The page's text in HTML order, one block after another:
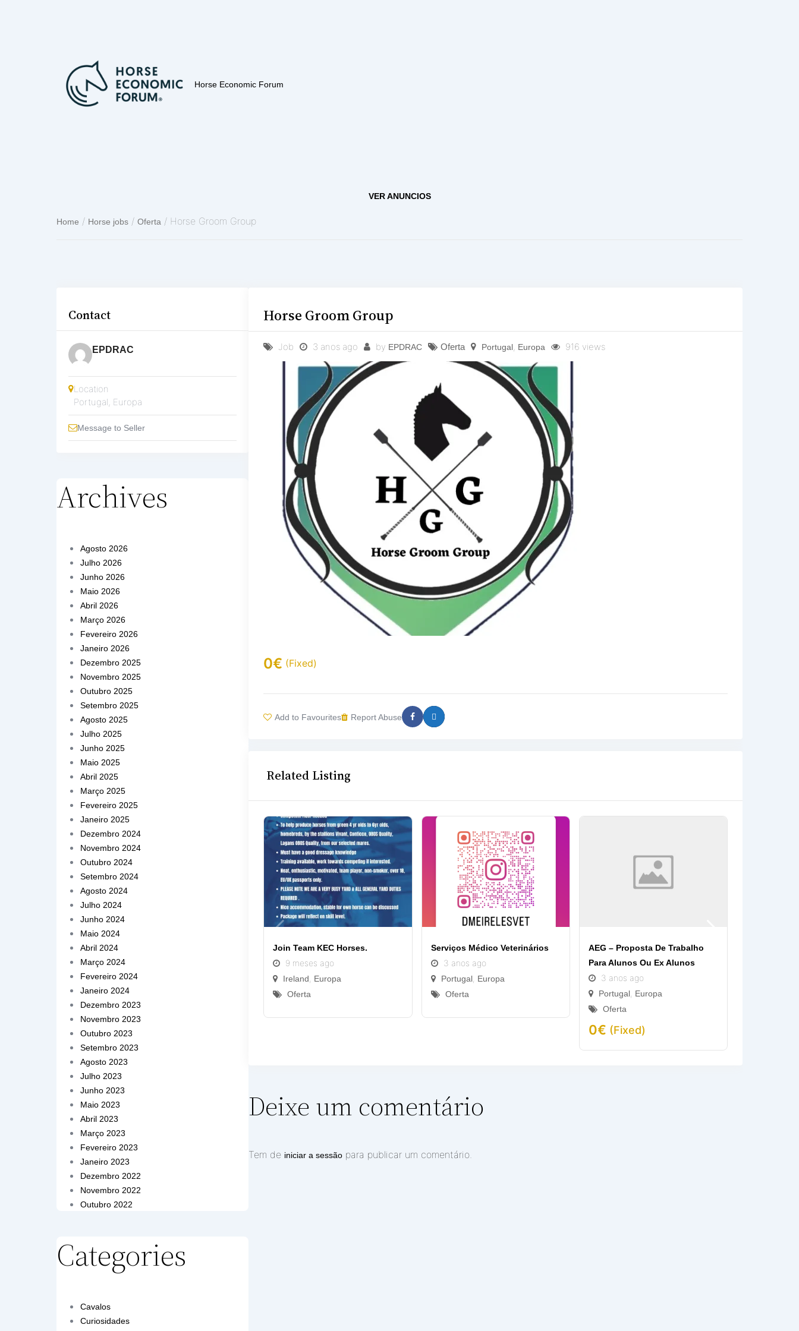
Horse Economic Forum
VER ANUNCIOS
Home / Horse jobs /Oferta / Horse Groom Group
Horse Groom Group
Job 3 anos ago by EPDRAC Oferta Portugal, Europa 916 views
0€ (Fixed)
Add to Favourites Report Abuse
Related Listing
Join Team KEC Horses.
9 meses ago
Ireland
Europa
Oferta
Serviços Médico Veterinários
3 anos ago
Portugal, Europa
Oferta
AEG – Proposta De Trabalho
Para Alunos Ou Ex Alunos
3 anos ago
Portugal, Europa
Oferta
0€ (Fixed)
Deixe um comentário
Tem de iniciar a sessão para publicar um comentário.
Contact
EPDRAC
Location
Portugal Europa
Message to Seller
Archives
Agosto 2026
Julho 2026
Junho 2026
Maio 2026
Abril 2026
Março 2026
Fevereiro 2026
Janeiro 2026
Dezembro 2025
Novembro 2025
Outubro 2025
Setembro 2025
Agosto 2025
Julho 2025
Junho 2025
Maio 2025
Abril 2025
Março 2025
Fevereiro 2025
Janeiro 2025
Dezembro 2024
Novembro 2024
Outubro 2024
Setembro 2024
Agosto 2024
Julho 2024
Junho 2024
Maio 2024
Abril 2024
Março 2024
Fevereiro 2024
Janeiro 2024
Dezembro 2023
Novembro 2023
Outubro 2023
Setembro 2023
Agosto 2023
Julho 2023
Junho 2023
Maio 2023
Abril 2023
Março 2023
Fevereiro 2023
Janeiro 2023
Dezembro 2022
Novembro 2022
Outubro 2022
Categories
Cavalos
Curiosidades